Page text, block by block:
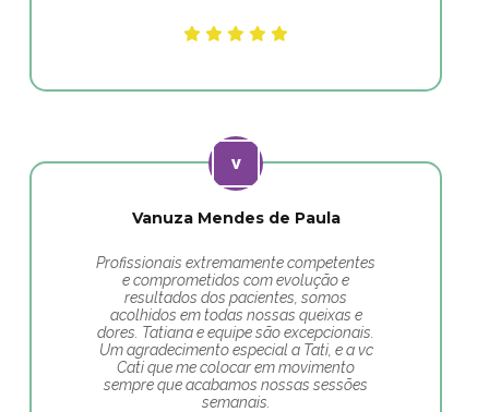
Vanuza Mendes de Paula
Profissionais extremamente competentes
e comprometidos com evolução e
resultados dos pacientes, somos
acolhidos em todas nossas queixas e
dores. Tatiana e equipe são excepcionais.
Um agradecimento especial a Tati, e a vc
Cati que me colocar em movimento
sempre que acabamos nossas sessões
semanais.